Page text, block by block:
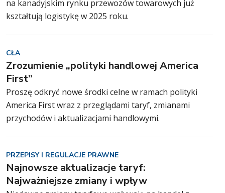
na kanadyjskim rynku przewozów towarowych już
kształtują logistykę w 2025 roku.
CŁA
Zrozumienie „polityki handlowej America
First”
Proszę odkryć nowe środki celne w ramach polityki
America First wraz z przeglądami taryf, zmianami
przychodów i aktualizacjami handlowymi.
PRZEPISY I REGULACJE PRAWNE
Najnowsze aktualizacje taryf:
Najważniejsze zmiany i wpływ